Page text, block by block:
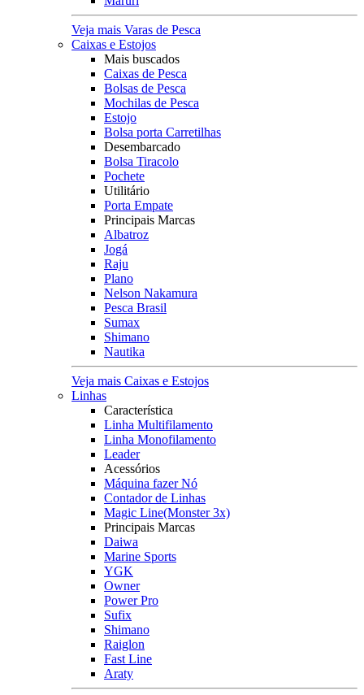
Veja mais Varas de Pesca
Caixas e Estojos
Mais buscados
Caixas de Pesca
Bolsas de Pesca
Mochilas de Pesca
Estojo
Bolsa porta Carretilhas
Desembarcado
Bolsa Tiracolo
Pochete
Utilitário
Porta Empate
Principais Marcas
Albatroz
Jogá
Raju
Plano
Nelson Nakamura
Pesca Brasil
Sumax
Shimano
Nautika
Veja mais Caixas e Estojos
Linhas
Característica
Linha Multifilamento
Linha Monofilamento
Leader
Acessórios
Máquina fazer Nó
Contador de Linhas
Magic Line(Monster 3x)
Principais Marcas
Daiwa
Marine Sports
YGK
Owner
Power Pro
Sufix
Shimano
Raiglon
Fast Line
Araty